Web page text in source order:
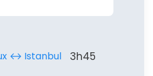
↔︎ Istanbul
3h45
avec Apple
vous par mail